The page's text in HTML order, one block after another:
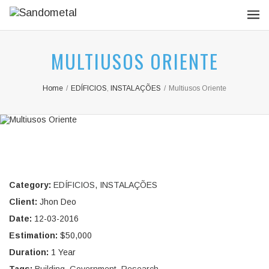
MULTIUSOS ORIENTE
Home / EDÍFICIOS, INSTALAÇÕES / Multiusos Oriente
Category: EDÍFICIOS, INSTALAÇÕES
Client: Jhon Deo
Date: 12-03-2016
Estimation: $50,000
Duration: 1 Year